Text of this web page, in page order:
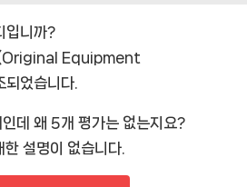
입니까?
Equipment
었습니다.
데 왜 5개 평가는 없는지요?
설명이 없습니다.